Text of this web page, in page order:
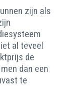
zijn als
al teveel
de
dan een
te